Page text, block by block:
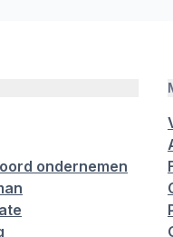
ondernemen